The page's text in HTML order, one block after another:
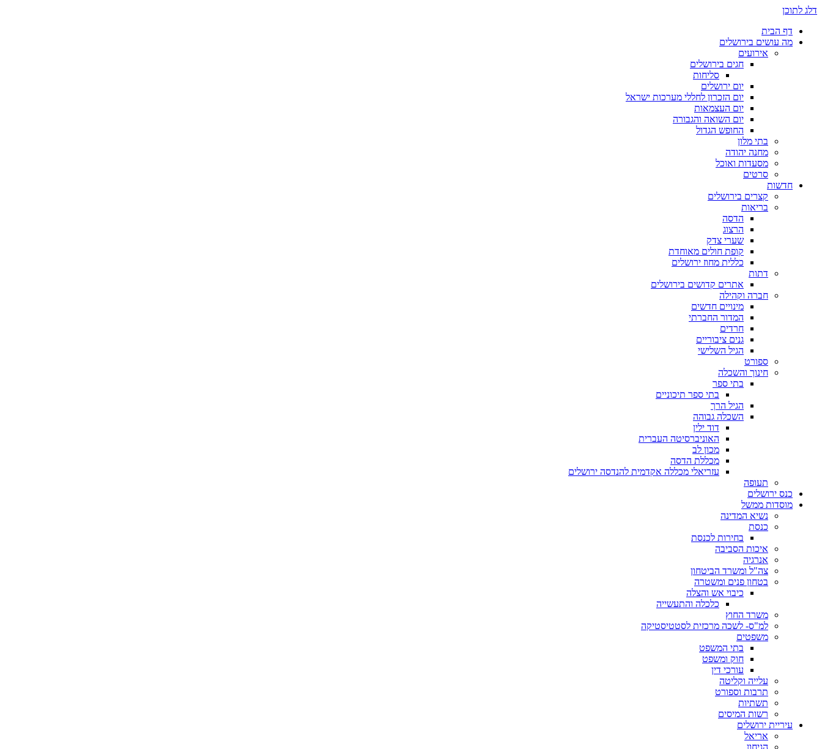
דלג לתוכן
דף הבית
מה עושים בירושלים
אירועים
חגים בירושלים
סליחות
יום ירושלים
יום הזכרון לחללי מערכות ישראל
יום העצמאות
יום השואה והגבורה
החופש הגדול
בתי מלון
מחנה יהודה
מסעדות ואוכל
סרטים
חדשות
קצרים בירושלים
בריאות
הדסה
הרצוג
שערי צדק
קופת חולים מאוחדת
כללית מחוז ירושלים
דתות
אתרים קדושים בירושלים
חברה וקהילה
מינויים חדשים
המדור החברתי
חרדים
גנים ציבוריים
הגיל השלישי
ספורט
חינוך והשכלה
בתי ספר
בתי ספר תיכוניים
הגיל הרך
השכלה גבוהה
דוד ילין
האוניברסיטה העברית
מכון לב
מכללת הדסה
עזריאלי מכללה אקדמית להנדסה ירושלים
תעופה
כנס ירושלים
מוסדות ממשל
נשיא המדינה
כנסת
בחירות לכנסת
איכות הסביבה
אנרגיה
צה"ל ומשרד הביטחון
בטחון פנים ומשטרה
כיבוי אש והצלה
כלכלה והתעשייה
משרד החוץ
למ"ס- לשכה מרכזית לסטטיסטיקה
משפטים
בתי המשפט
חוק ומשפט
עורכי דין
עלייה וקליטה
תרבות וספורט
תשתיות
רשות המיסים
עיריית ירושלים
אריאל
הגיחון